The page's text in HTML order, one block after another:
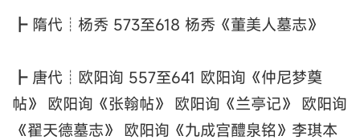
┣ 隋代┊杨秀 573至618 杨秀《董美人墓志》
┣ 唐代┊欧阳询 557至641 欧阳询《仲尼梦奠
帖》 欧阳询《张翰帖》 欧阳询《兰亭记》 欧阳询
《翟天德墓志》 欧阳询《九成宫醴泉铭》李琪本